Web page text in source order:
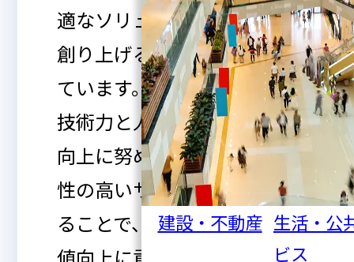
建設・不動産 生活・公
ビス
適なソリューションを共に
創り上げることを大切にし
ています。そのためにも、
技術力と人間力のさらなる
向上に努め、安全性と信頼
性の高いサービスを提供す
ることで、お客様の企業価